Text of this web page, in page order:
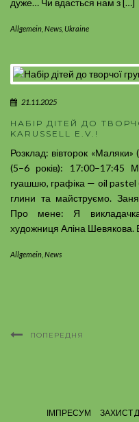
дуже… Чи вдасться нам з […]
Allgemein News Ukraine
21.11.2025
НАБІР ДІТЕЙ ДО
KARUSSELL E.V.!
Розклад: вівторок
(5–6 років): 17:00–17:45
гуашшю, графіка — oil pastel
глини та майструємо.
Про мене: Я викладачка
художниця Аліна
Allgemein News
ПОПЕРЕДНЯ
ІМПРЕСУМ ЗАХИСТ